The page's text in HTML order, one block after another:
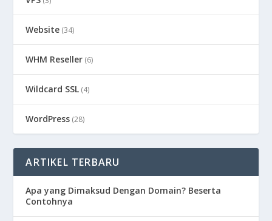
Website (34)
WHM Reseller (6)
Wildcard SSL (4)
WordPress (28)
ARTIKEL TERBARU
Apa yang Dimaksud Dengan Domain? Beserta
Contohnya